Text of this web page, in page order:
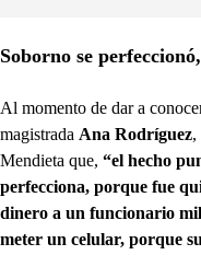
Soborno se
Al momento de dar a
magistrada Ana Rodríguez,
Mendieta que, “el hecho
perfecciona, porque fue
dinero a un funcionario
meter un celular, porque